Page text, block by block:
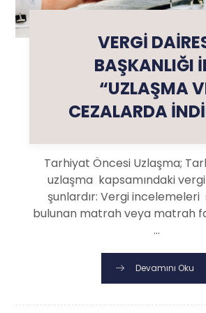
VERGİ
BAŞKANLIĞI
“UZLAŞMA
CEZALARDA
Tarhiyat Öncesi Uzlaşma;
uzlaşma kapsamındaki
şunlardır: Vergi
bulunan matrah veya matrah
...
Devamını Oku